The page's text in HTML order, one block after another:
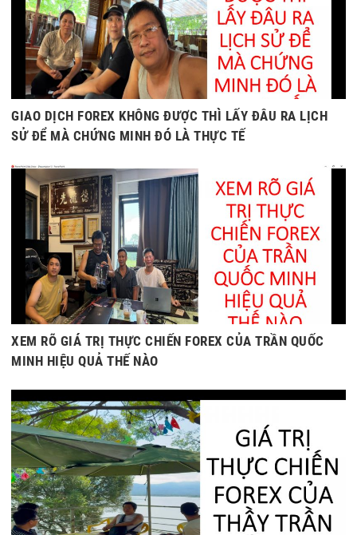
GIAO DỊCH FOREX KHÔNG ĐƯỢC THÌ LẤY ĐÂU RA LỊCH
SỬ ĐỂ MÀ CHỨNG MINH ĐÓ LÀ THỰC TẾ
XEM RÕ GIÁ TRỊ THỰC CHIẾN FOREX CỦA TRẦN QUỐC
MINH HIỆU QUẢ THẾ NÀO